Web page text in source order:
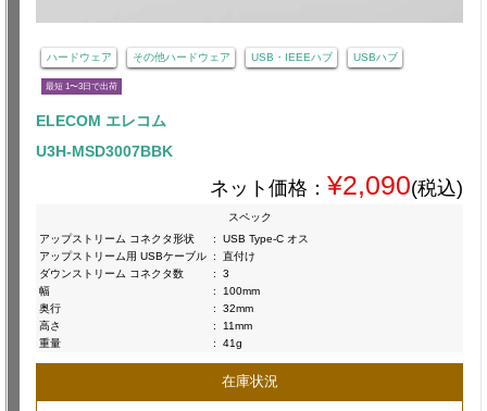
ハードウェア その他ハードウェア USB・IEEEハブ USBハブ
最短 1〜3日で出荷
ELECOM エレコム
U3H-MSD3007BBK
ネット価格： ¥2,090(税込)
スペック
アップストリーム コネクタ形状
:
USB Type-C オス
アップストリーム用 USBケーブル :
直付け
ダウンストリーム コネクタ数
:
3
幅
:
100mm
奥行
:
32mm
高さ
:
11mm
重量
: 41g
在庫状況